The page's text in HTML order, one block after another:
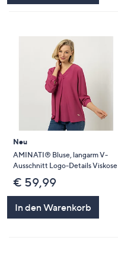
Neu
AMINATI® Bluse, langarm V-
Ausschnitt Logo-Details Viskose
€ 59,99
In den Warenkorb